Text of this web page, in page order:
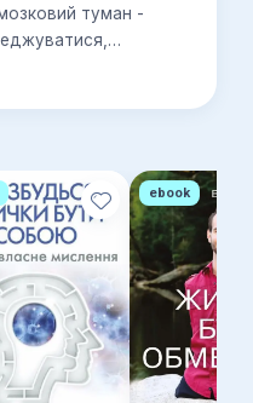
туман -
млявими, а в
рішень, щоб
та відчути себе
ліцензована
на
стосунках. Вона
комплексів,
та людьми,
в цій книзі,
на
Вони
ebook